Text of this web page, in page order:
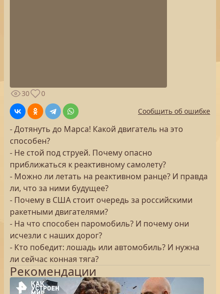
30
0
Сообщить об ошибке
- Дотянуть до Марса! Какой двигатель на это
способен?
- Не стой под струей. Почему опасно
приближаться к реактивному самолету?
- Можно ли летать на реактивном ранце? И правда
ли, что за ними будущее?
- Почему в США стоит очередь за российскими
ракетными двигателями?
- На что способен паромобиль? И почему они
исчезли с наших дорог?
- Кто победит: лошадь или автомобиль? И нужна
ли сейчас конная тяга?
Рекомендации